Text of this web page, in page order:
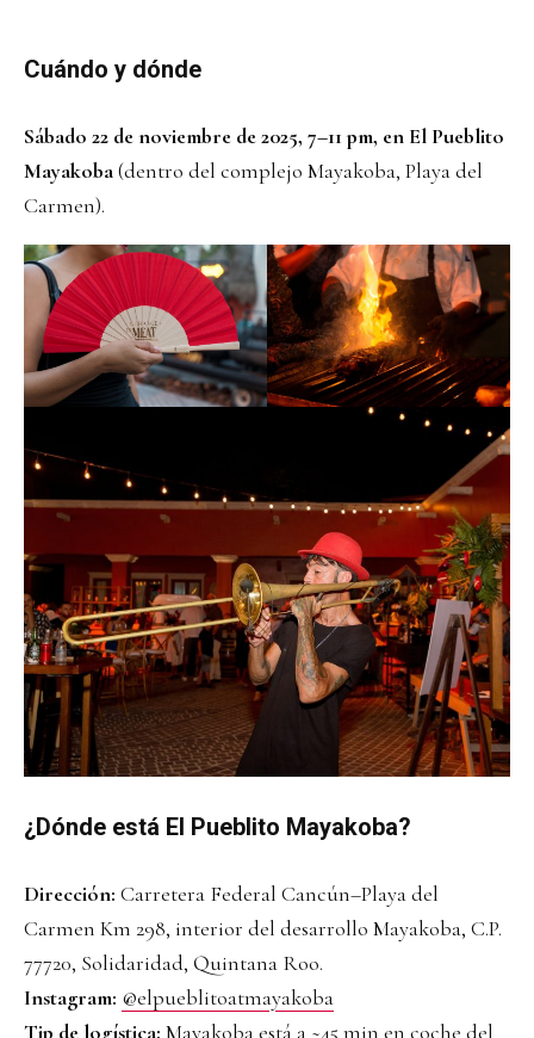
Cuándo y dónde
Sábado 22 de noviembre de 2025, 7–11 pm, en El Pueblito
Mayakoba(dentro del complejo Mayakoba, Playa del
Carmen).
¿Dónde está El Pueblito Mayakoba?
Dirección: Carretera Federal Cancún–Playa del
Carmen Km 298, interior del desarrollo Mayakoba, C.P.
77720, Solidaridad, Quintana Roo.
Instagram: @elpueblitoatmayakoba
Tip de logística: Mayakoba está a ~45 min en coche del